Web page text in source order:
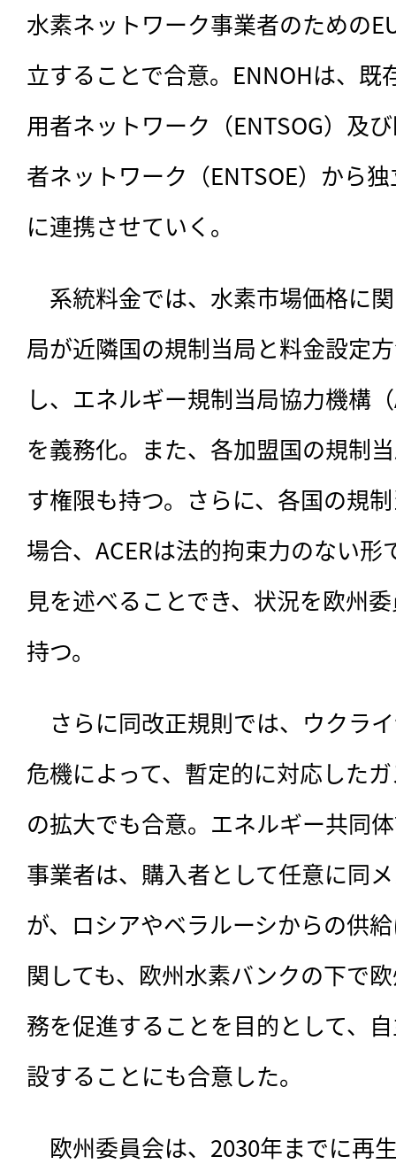
水素ネットワーク事業者のための
立することで合意。ENNOHは、既
用者ネットワーク（ENTSOG）及
者ネットワーク（ENTSOE）から
に連携させていく。
系統料金では、水素市場価格に
局が近隣国の規制当局と料金設定
し、エネルギー規制当局協力機構
を義務化。また、各加盟国の規制
す権限も持つ。さらに、各国の規
場合、ACERは法的拘束力のない
見を述べることでき、状況を欧州
持つ。
さらに同改正規則では、ウクラ
危機によって、暫定的に対応した
の拡大でも合意。エネルギー共同
事業者は、購入者として任意に同
が、ロシアやベラルーシからの供
関しても、欧州水素バンクの下で
務を促進することを目的として、
設することにも合意した。
欧州委員会は、2030年までに再